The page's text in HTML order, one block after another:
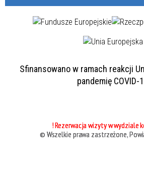
Sfinansowano w ramach reakcji
pandemię COVID-
! Rezerwacja wizyty w wydziale
© Wszelkie prawa zastrzeżone,